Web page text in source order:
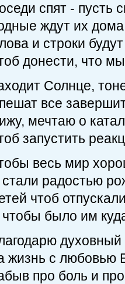
спят - пусть
ждут их дома
и строки
донести, что
Солнце,
все
мечтаю о
запустить
весь мир
радостью
чтоб
было им
жизнь с любовью
про боль и